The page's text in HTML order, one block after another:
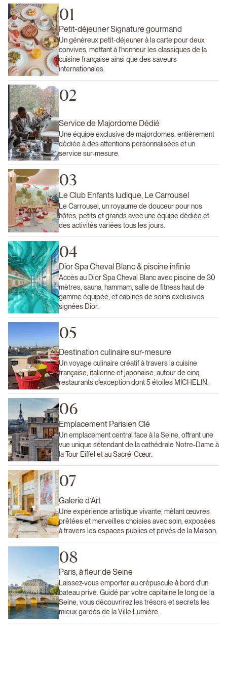
01
Petit-déjeuner Signature gourmand
Un généreux petit-déjeuner à la carte pour deux
convives, mettant à l’honneur les classiques de la
cuisine française ainsi que des saveurs
internationales.
02
Service de Majordome Dédié
Une équipe exclusive de majordomes, entièrement
dédiée à des attentions personnalisées et un
service sur-mesure.
03
Le Club Enfants ludique, Le Carrousel
Le Carrousel, un royaume de douceur pour nos
hôtes, petits et grands avec une équipe dédiée et
des activités variées tous les jours.
04
Dior Spa Cheval Blanc & piscine infinie
Accès au Dior Spa Cheval Blanc avec piscine de 30
mètres, sauna, hammam, salle de fitness haut de
gamme équipée, et cabines de soins exclusives
signées Dior.
05
Destination culinaire sur-mesure
Un voyage culinaire créatif à travers la cuisine
française, italienne et japonaise, autour de cinq
restaurants d’exception dont 5 étoiles MICHELIN.
06
Emplacement Parisien Clé
Un emplacement central face à la Seine, offrant une
vue unique s’étendant de la cathédrale Notre-Dame à
la Tour Eiffel et au Sacré-Cœur.
07
Galerie d’Art
Une expérience artistique vivante, mêlant œuvres
prêtées et merveilles choisies avec soin, exposées
à travers les espaces publics et privés de la Maison.
08
Paris, à fleur de Seine
Laissez-vous emporter au crépuscule à bord d’un
bateau privé. Guidé par votre capitaine le long de la
Seine, vous découvrirez les trésors et secrets les
mieux gardés de la Ville Lumière.